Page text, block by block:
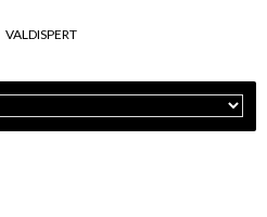
VALDISPERT